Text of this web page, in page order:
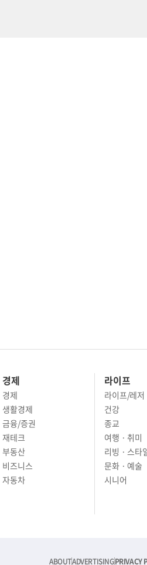
경제
경제
생활경제
금융/증권
재테크
부동산
비즈니스
자동차
라이프
라이프/레저
건강
종교
여행 · 취미
리빙 · 스타
문화 · 예술
시니어
ABOUTADVERTISINGPRIVACY